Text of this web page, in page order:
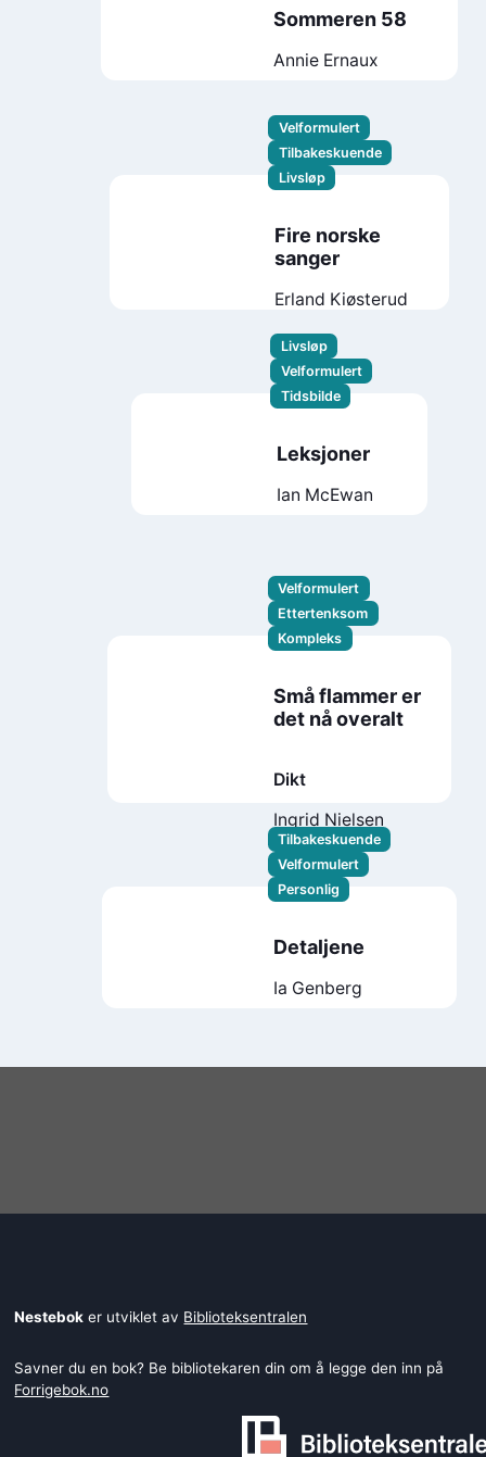
Sommeren 58
Annie Ernaux
Velformulert
Tilbakeskuende
Livsløp
Fire norske
sanger
Erland Kiøsterud
Livsløp
Velformulert
Tidsbilde
Leksjoner
Ian McEwan
Velformulert
Ettertenksom
Kompleks
Små flammer er
det nå overalt
Dikt
Ingrid Nielsen
Tilbakeskuende
Velformulert
Personlig
Detaljene
Ia Genberg
Nestebok er utviklet av Biblioteksentralen
Savner du en bok? Be bibliotekaren din om å legge den inn på
Forrigebok.no